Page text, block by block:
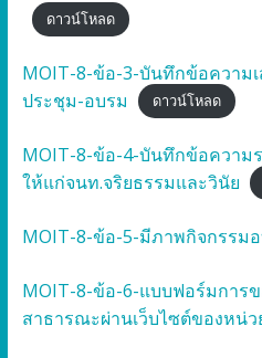
ดาวน์โหลด
MOIT-8-ข้อ-3-บันทึกข้อความ
ประชุม-อบรม
ดาวน์โหลด
MOIT-8-ข้อ-4-บันทึกข้อความ
ให้แก่จนท.จริยธรรมและวินัย
MOIT-8-ข้อ-5-มีภาพกิจกรรม
MOIT-8-ข้อ-6-แบบฟอร์มการ
สาธารณะผ่านเว็บไซต์ของหน่ว